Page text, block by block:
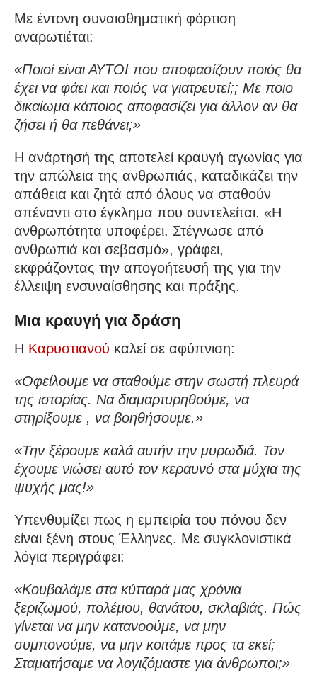
Με έντονη συναισθηματική φόρτιση
αναρωτιέται:
«Ποιοί είναι ΑΥΤΟΙ που αποφασίζουν ποιός θα
έχει να φάει και ποιός να γιατρευτεί;; Με ποιο
δικαίωμα κάποιος αποφασίζει για άλλον αν θα
ζήσει ή θα πεθάνει;»
Η ανάρτησή της αποτελεί κραυγή αγωνίας για
την απώλεια της ανθρωπιάς, καταδικάζει την
απάθεια και ζητά από όλους να σταθούν
απέναντι στο έγκλημα που συντελείται. «Η
ανθρωπότητα υποφέρει. Στέγνωσε από
ανθρωπιά και σεβασμό», γράφει,
εκφράζοντας την απογοήτευσή της για την
έλλειψη ενσυναίσθησης και πράξης.
Μια κραυγή για δράση
Η Καρυστιανού καλεί σε αφύπνιση:
«Οφείλουμε να σταθούμε στην σωστή πλευρά
της ιστορίας. Να διαμαρτυρηθούμε, να
στηρίξουμε , να βοηθήσουμε.»
«Την ξέρουμε καλά αυτήν την μυρωδιά. Τον
έχουμε νιώσει αυτό τον κεραυνό στα μύχια της
ψυχής μας!»
Υπενθυμίζει πως η εμπειρία του πόνου δεν
είναι ξένη στους Έλληνες. Με συγκλονιστικά
λόγια περιγράφει:
«Κουβαλάμε στα κύτταρά μας χρόνια
ξεριζωμού, πολέμου, θανάτου, σκλαβιάς. Πώς
γίνεται να μην κατανοούμε, να μην
συμπονούμε, να μην κοιτάμε προς τα εκεί;
Σταματήσαμε να λογιζόμαστε για άνθρωποι;»